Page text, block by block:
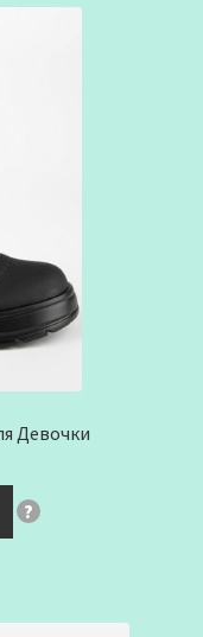
Девочки
?